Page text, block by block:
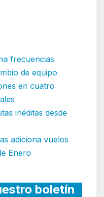
frecuencias
de equipo
en cuatro
inéditas desde
adiciona vuelos
Enero
boletín